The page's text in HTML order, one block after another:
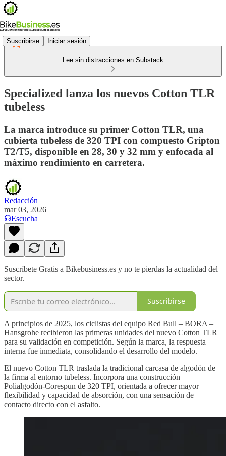
Suscribirse Iniciar sesión
Lee sin distracciones en Substack
Specialized lanza los nuevos Cotton TLR
tubeless
La marca introduce su primer Cotton TLR, una
cubierta tubeless de 320 TPI con compuesto Gripton
T2/T5, disponible en 28, 30 y 32 mm y enfocada al
máximo rendimiento en carretera.
Redacción
mar 03, 2026
Escucha
Suscríbete Gratis a Bikebusiness.es y no te pierdas la actualidad del
sector.
Suscribirse
A principios de 2025, los ciclistas del equipo Red Bull – BORA –
Hansgrohe recibieron las primeras unidades del nuevo Cotton TLR
para su validación en competición. Según la marca, la respuesta
interna fue inmediata, consolidando el desarrollo del modelo.
El nuevo Cotton TLR traslada la tradicional carcasa de algodón de
la firma al entorno tubeless. Incorpora una construcción
Polialgodón-Corespun de 320 TPI, orientada a ofrecer mayor
flexibilidad y capacidad de absorción, con una sensación de
contacto directo con el asfalto.